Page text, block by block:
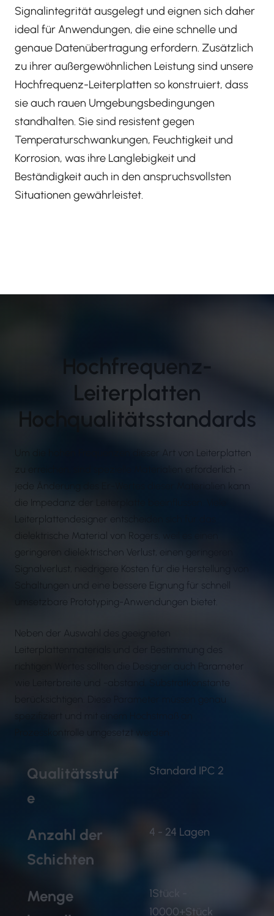
Signalintegrität ausgelegt und eignen sich daher
ideal für Anwendungen, die eine schnelle und
genaue Datenübertragung erfordern. Zusätzlich
zu ihrer außergewöhnlichen Leistung sind unsere
Hochfrequenz-Leiterplatten so konstruiert, dass
sie auch rauen Umgebungsbedingungen
standhalten. Sie sind resistent gegen
Temperaturschwankungen, Feuchtigkeit und
Korrosion, was ihre Langlebigkeit und
Beständigkeit auch in den anspruchsvollsten
Situationen gewährleistet.
Hochfrequenz-
Leiterplatten
Hochqualitätsstandards
Um die hohen Frequenzen dieser Art von Leiterplatten
zu erreichen, sind spezielle Materialien erforderlich -
jede Änderung des Er-Wertes dieser Materialien kann
die Impedanz der Leiterplatte beeinflussen. Viele
Leiterplattendesigner entscheiden sich für das
dielektrische Material von Rogers, weil es einen
geringeren dielektrischen Verlust, einen geringeren
Signalverlust, niedrigere Kosten für die Herstellung von
Schaltungen und eine bessere Eignung für schnell
umsetzbare Prototyping-Anwendungen bietet.
Neben der Auswahl des geeigneten
Leiterplattenmaterials und der Bestimmung des
richtigen Wertes sollten die Designer auch Parameter
wie Leiterbreite und -abstand, Substratkonstante
Qualitätsstuf
e
Standard IPC 2
Anzahl der
Schichten
4 - 24 Lagen
Menge
1Stück -
10000+Stück